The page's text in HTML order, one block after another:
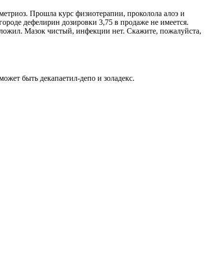
Прошла курс физиотерапии, проколола алоэ и
дефелирин дозировки 3,75 в продаже не имеется.
Мазок чистый, инфекции нет. Скажите, пожалуйста,
быть декапаетил-депо и золадекс.